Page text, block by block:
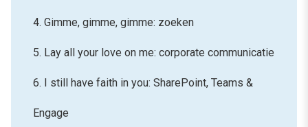
4. Gimme, gimme, gimme: zoeken
5. Lay all your love on me: corporate communicatie
6. I still have faith in you: SharePoint, Teams &
Engage